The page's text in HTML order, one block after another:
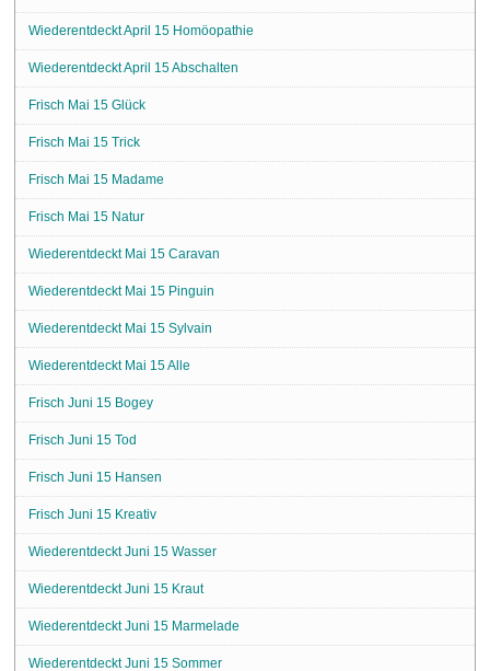
Wiederentdeckt April 15 Homöopathie
Wiederentdeckt April 15 Abschalten
Frisch Mai 15 Glück
Frisch Mai 15 Trick
Frisch Mai 15 Madame
Frisch Mai 15 Natur
Wiederentdeckt Mai 15 Caravan
Wiederentdeckt Mai 15 Pinguin
Wiederentdeckt Mai 15 Sylvain
Wiederentdeckt Mai 15 Alle
Frisch Juni 15 Bogey
Frisch Juni 15 Tod
Frisch Juni 15 Hansen
Frisch Juni 15 Kreativ
Wiederentdeckt Juni 15 Wasser
Wiederentdeckt Juni 15 Kraut
Wiederentdeckt Juni 15 Marmelade
Wiederentdeckt Juni 15 Sommer